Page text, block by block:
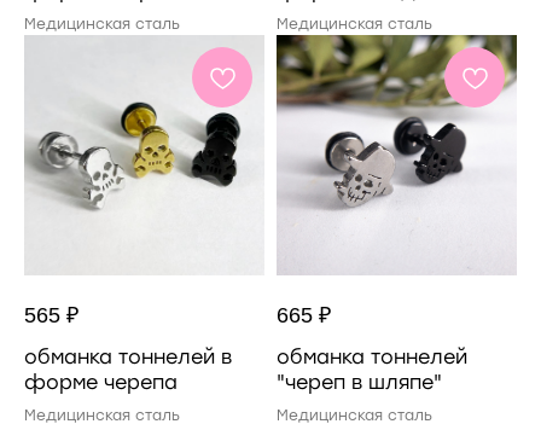
Медицинская сталь Медицинская сталь
565 ₽
обманка тоннелей в
форме черепа
Медицинская сталь
665 ₽
обманка тоннелей
"череп в шляпе"
Медицинская сталь